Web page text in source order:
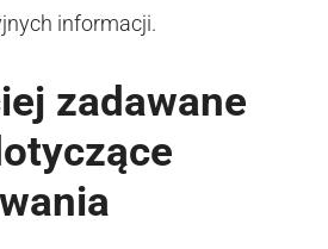
informacji.
zadawane